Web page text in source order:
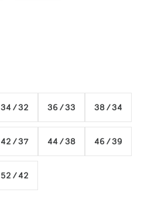
34 / 32 36 / 33 38 / 34
42 / 37 44 / 38 46 / 39
52 / 42